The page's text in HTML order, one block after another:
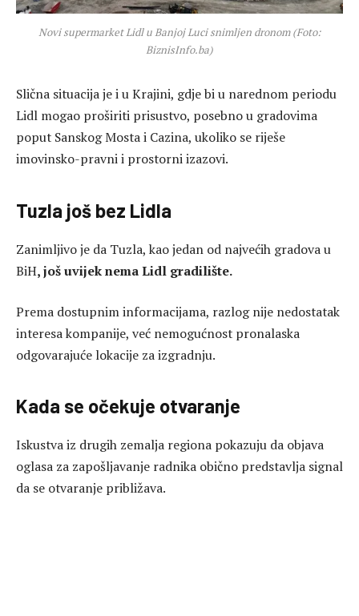
Novi supermarket Lidl u Banjoj Luci snimljen dronom (Foto:
BiznisInfo.ba)
Slična situacija je i u Krajini, gdje bi u narednom periodu
Lidl mogao proširiti prisustvo, posebno u gradovima
poput Sanskog Mosta i Cazina, ukoliko se riješe
imovinsko-pravni i prostorni izazovi.
Tuzla još bez Lidla
Zanimljivo je da Tuzla, kao jedan od najvećih gradova u
BiH, još uvijek nema Lidl gradilište.
Prema dostupnim informacijama, razlog nije nedostatak
interesa kompanije, već nemogućnost pronalaska
odgovarajuće lokacije za izgradnju.
Kada se očekuje otvaranje
Iskustva iz drugih zemalja regiona pokazuju da objava
oglasa za zapošljavanje radnika obično predstavlja signal
da se otvaranje približava.